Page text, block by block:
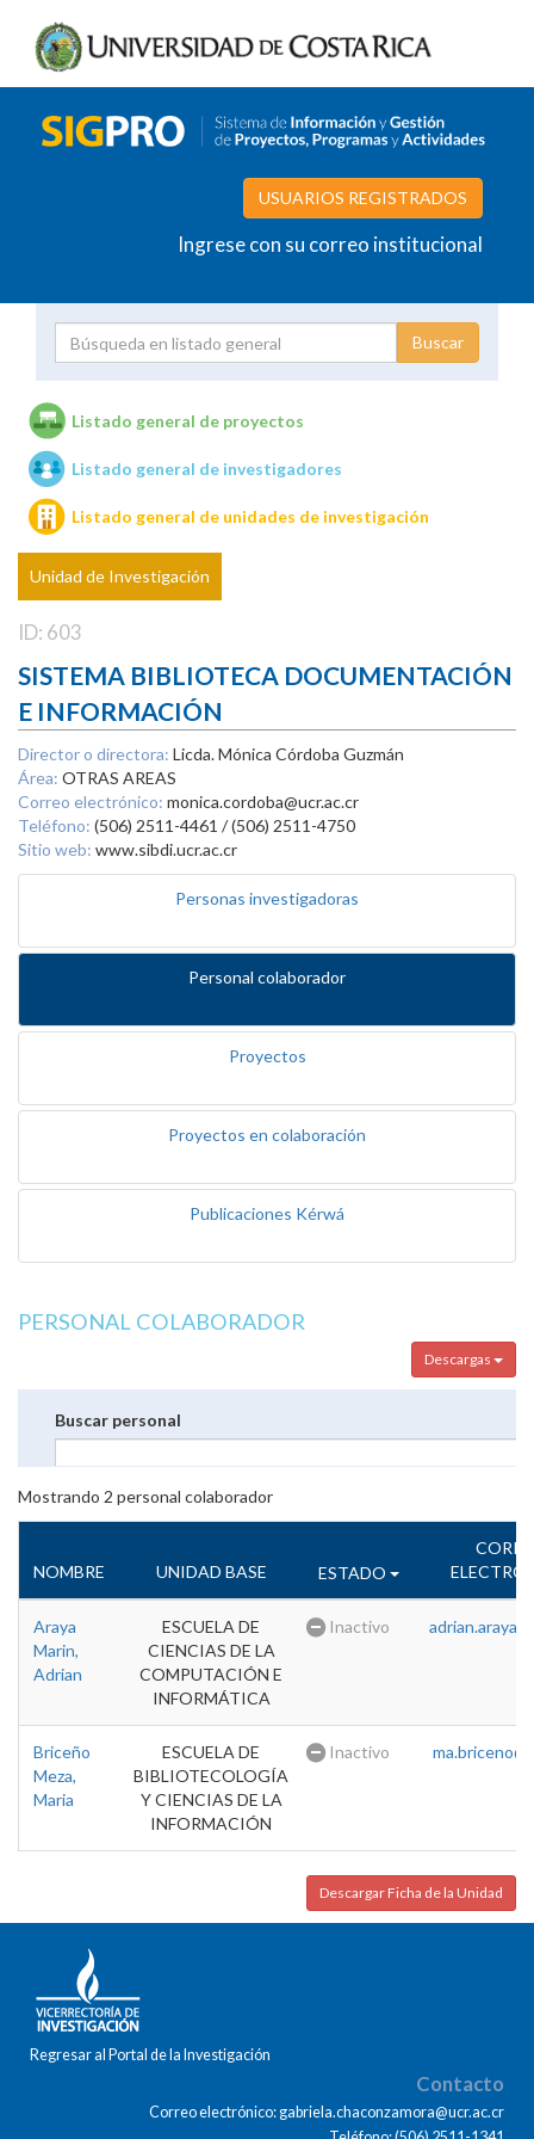
USUARIOS REGISTRADOS
Ingrese con su correo institucional
Unidades de investigación
Listado general de proyectos
Listado general de investigadores
Listado general de unidades de investigación
Unidad de Investigación
ID: 603
SISTEMA BIBLIOTECA DOCUMENTACIÓN
E INFORMACIÓN
Director o directora: Licda. Mónica Córdoba Guzmán
Área: OTRAS AREAS
Correo electrónico: monica.cordoba@ucr.ac.cr
Teléfono: (506) 2511-4461 / (506) 2511-4750
Sitio web: www.sibdi.ucr.ac.cr
Personas investigadoras
Personal colaborador
Proyectos
Proyectos en colaboración
Publicaciones Kérwá
PERSONAL COLABORADOR
Descargas
Buscar personal
Mostrando 2 personal colaborador
NOMBRE UNIDAD BASE ESTADO
Araya
Marin,
Adrian
ESCUELA DE
CIENCIAS DE LA
COMPUTACIÓN E
INFORMÁTICA
Inactivo
Briceño
Meza,
Maria
ESCUELA DE
BIBLIOTECOLOGÍA
Y CIENCIAS DE LA
INFORMACIÓN
Inactivo
Descargar Ficha de la Unidad
Regresar al Portal de la Investigación
Contacto
Correo electrónico: gabriela.chaconzamora@ucr.ac.cr